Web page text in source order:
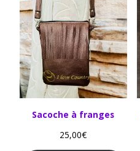
Sacoche à franges
25,00€